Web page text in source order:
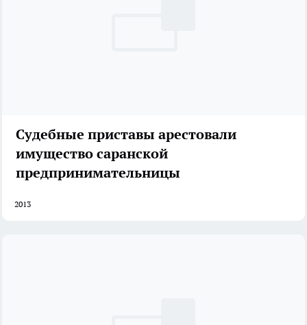
Судебные приставы арестовали
имущество саранской
предпринимательницы
2013